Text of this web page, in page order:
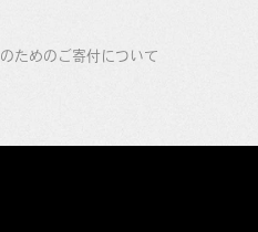
ためのご寄付について